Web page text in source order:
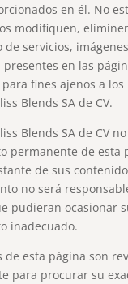
en él. No
modifiquen,
servicios,
en las
fines ajenos a los
Blends SA de CV.
Blends SA de CV
permanente de esta
de sus
no será
pudieran ocasionar
inadecuado.
de esta página son
para procurar su